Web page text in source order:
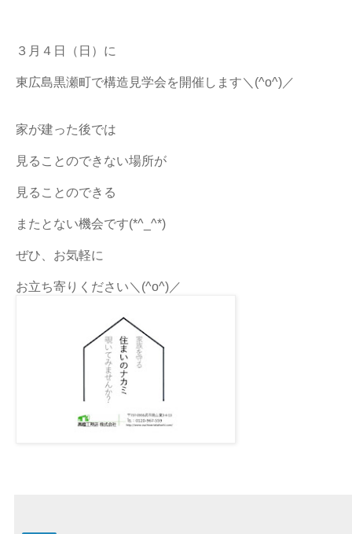
３月４日（日）に
東広島黒瀬町で構造見学会を開催します＼(^o^)／
家が建った後では
見ることのできない場所が
見ることのできる
またとない機会です(*^_^*)
ぜひ、お気軽に
お立ち寄りください＼(^o^)／